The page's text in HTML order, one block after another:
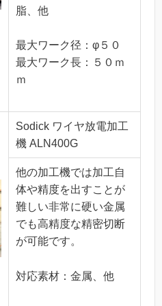
脂、他
最大ワーク径：φ５０
最大ワーク長：５０ｍ
ｍ
Sodick ワイヤ放電加工
機 ALN400G
他の加工機では加工自
体や精度を出すことが
難しい非常に硬い金属
でも高精度な精密切断
が可能です。
対応素材：金属、他